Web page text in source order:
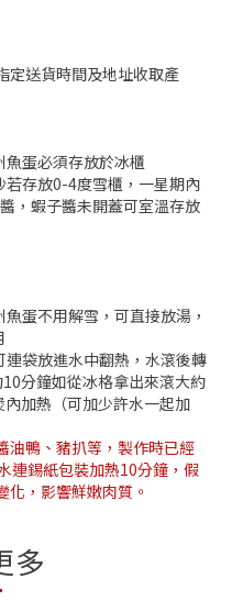
定送貨時間及地址收取產
蛋必須存放於冰櫃
若存放0-4度雪櫃，一星期內
，蝦子醬未開蓋可室溫存放
蛋不用解雪，可直接放湯，
袋放進水中翻熱，水滾後轉
分鐘如從冰格拿出來滾大約
加熱（可加少許水一起加
油鴨、豬扒等，製作時已經
連錫紙包裝加熱10分鐘，假
，影響鮮嫩肉質。
多